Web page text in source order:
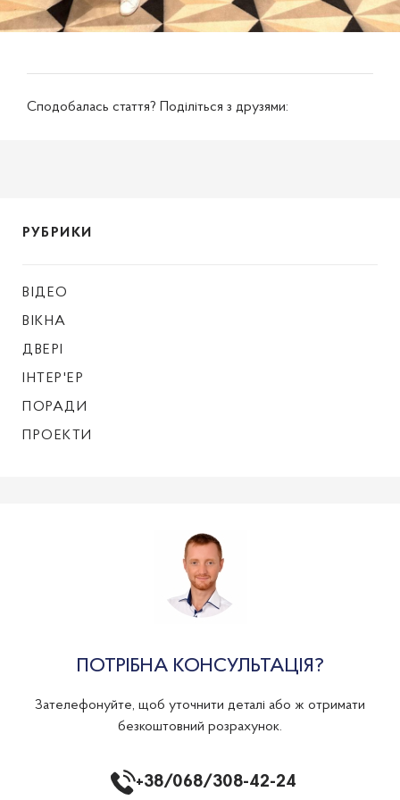
Сподобалась стаття? Поділіться з друзями:
РУБРИКИ
ВІДЕО
ВІКНА
ДВЕРІ
ІНТЕР'ЕР
ПОРАДИ
ПРОЕКТИ
ПОТРІБНА КОНСУЛЬТАЦІЯ?
Зателефонуйте, щоб уточнити деталі або ж отримати
безкоштовний розрахунок.
+38/068/308-42-24